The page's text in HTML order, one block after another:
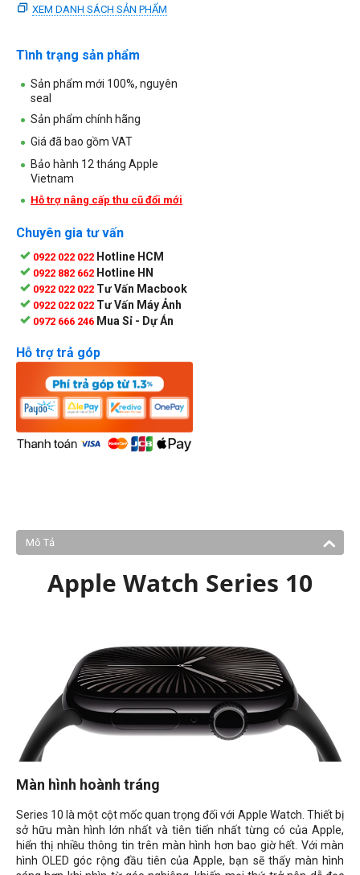
XEM DANH SÁCH SẢN PHẨM
Tình trạng sản phẩm
Sản phẩm mới 100%, nguyên
seal
Sản phẩm chính hãng
Giá đã bao gồm VAT
Bảo hành 12 tháng Apple
Vietnam
Hỗ trợ nâng cấp thu cũ đổi mới
Chuyên gia tư vấn
0922 022 022 Hotline HCM
0922 882 662 Hotline HN
0922 022 022 Tư Vấn Macbook
0922 022 022 Tư Vấn Máy Ảnh
0972 666 246 Mua Sỉ - Dự Án
Hỗ trợ trả góp
Mô Tả
Apple Watch Series 10
Màn hình hoành tráng
Series 10 là một cột mốc quan trọng đối với Apple Watch. Thiết bị
sở hữu màn hình lớn nhất và tiên tiến nhất từng có của Apple,
hiển thị nhiều thông tin trên màn hình hơn bao giờ hết. Với màn
hình OLED góc rộng đầu tiên của Apple, bạn sẽ thấy màn hình